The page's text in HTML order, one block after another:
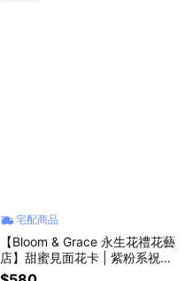
宅配商品
【Bloom & Grace 永生花禮花藝
店】甜蜜見面花卡 | 紫粉系祝福
花束 永生花 送禮 節日送禮 禮物